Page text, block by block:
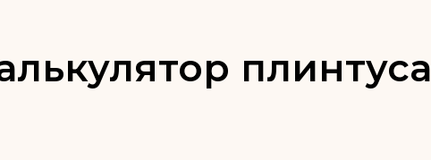
плинтуса